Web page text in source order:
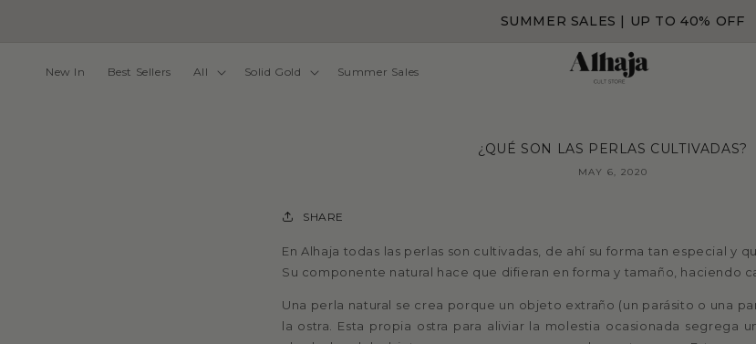
SUMMER SALES | UP TO 40% OFF
New In Best Sellers All Solid Gold Summer Sales
¿QUÉ SON LAS PERLAS CULTIVADAS?
MAY 6, 2020
SHARE
En Alhaja todas las perlas son cultivadas, de ahí su forma tan especial y
Su componente natural hace que difieran en forma y tamaño, haciendo
Una perla natural se crea porque un objeto extraño (un parásito o una
la ostra. Esta propia ostra para aliviar la molestia ocasionada segrega